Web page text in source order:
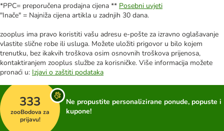
*PPC= preporučena prodajna cijena ** Posebni uvjeti
"Inače" = Najniža cijena artikla u zadnjih 30 dana.
zooplus ima pravo koristiti vašu adresu e-pošte za izravno oglašavanje
vlastite slične robe ili usluga. Možete uložiti prigovor u bilo kojem
trenutku, bez ikakvih troškova osim osnovnih troškova prijenosa,
kontaktiranjem zooplus službe za korisničke. Više informacija možete
pronaći u: Izjavi o zaštiti podataka
333
zooBodova za
prijavu!
Ne propustite personalizirane ponude, popuste i
kupone!